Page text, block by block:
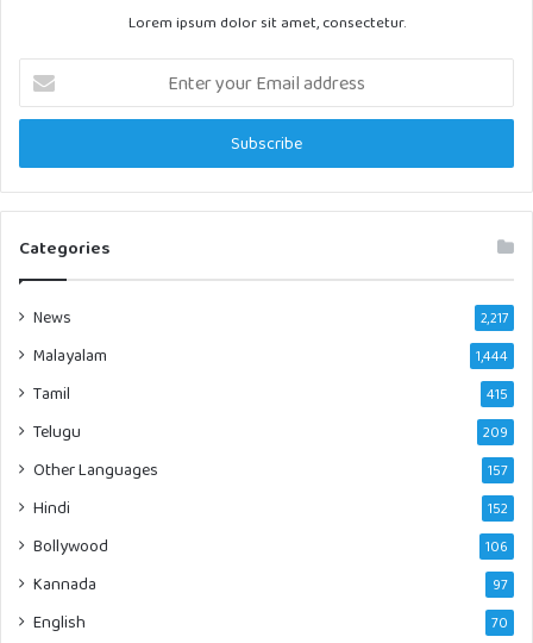
Lorem ipsum dolor sit amet, consectetur.
Enter
your
Email
Categories
News 2,217
Malayalam 1,444
Tamil 415
Telugu 209
Other Languages 157
Hindi 152
Bollywood 106
Kannada 97
English 70